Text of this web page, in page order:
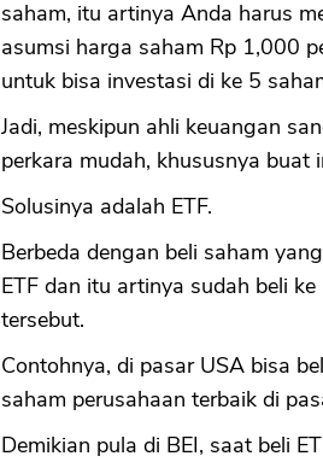
saham, itu artinya Anda harus
asumsi harga saham Rp 1,000
untuk bisa investasi di ke 5
Jadi, meskipun ahli keuangan
perkara mudah, khususnya buat
Solusinya adalah ETF.
Berbeda dengan beli saham
ETF dan itu artinya sudah beli
tersebut.
Contohnya, di pasar USA bisa
saham perusahaan terbaik di
Demikian pula di BEI, saat beli